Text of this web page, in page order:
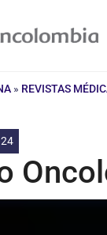
» REVISTAS